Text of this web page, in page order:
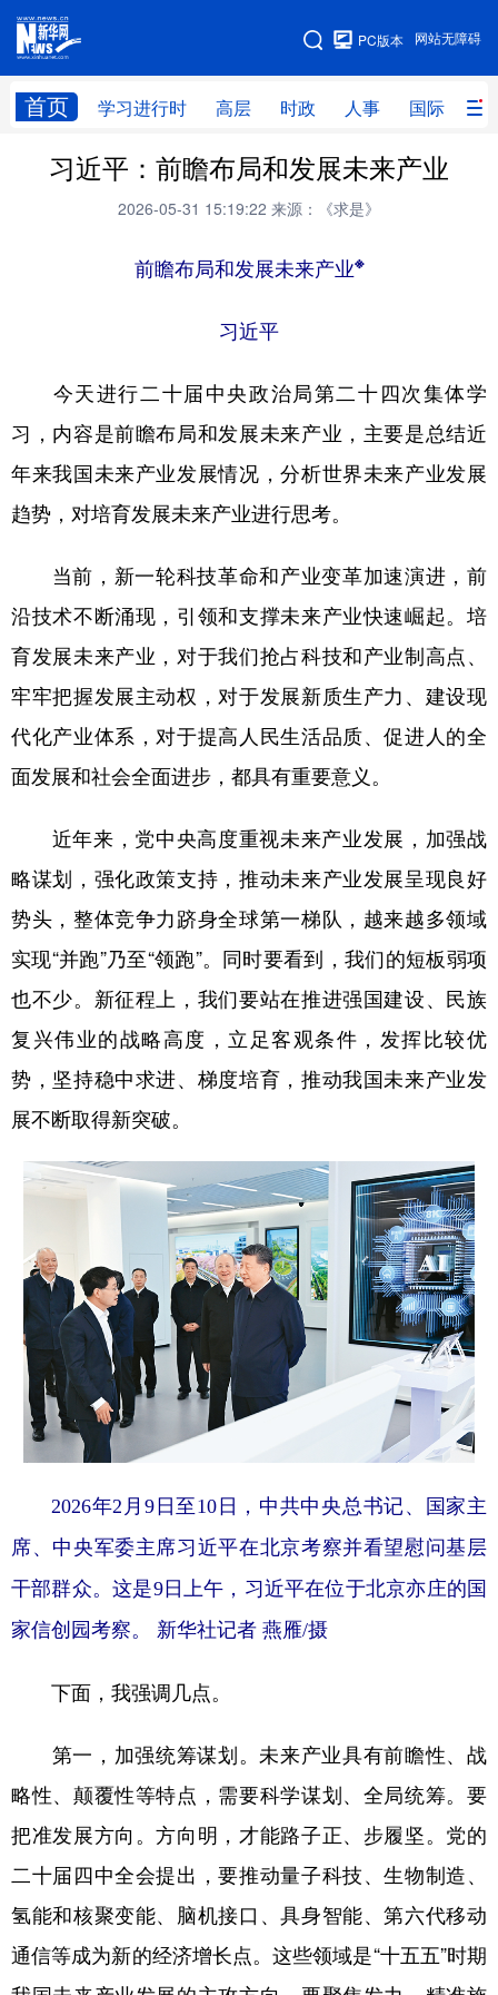
网站无障碍
PC版本
首页 学习进行时 高层 时政 人事 国际 财
网站地图
学习进行时 高层 时政 人事
财经 网评
思客智库 全球连线
访谈 视频 图片 政务
法律 中央文件 金融 汽车
城市 旅游 能源 会展
文化产业
辽宁 吉林 上海 江苏
浙江 安徽 福建 江西
山东 河南 湖北 湖南
广东 广西 海南 重庆
四川 贵州 云南 西藏
新疆 内蒙古 黑龙江
多语种频道
English Español Français عربى
Русский язык 日本語 한국어
Deutsch Português
习近平：前瞻布局和发展未来产业
2026-05-31 15:19:22 来源：《求是》
前瞻布局和发展未来产业※
习近平
今天进行二十届中央政治局第二十四次集体学
习，内容是前瞻布局和发展未来产业，主要是总结近
年来我国未来产业发展情况，分析世界未来产业发展
趋势，对培育发展未来产业进行思考。
当前，新一轮科技革命和产业变革加速演进，前
沿技术不断涌现，引领和支撑未来产业快速崛起。培
育发展未来产业，对于我们抢占科技和产业制高点、
牢牢把握发展主动权，对于发展新质生产力、建设现
代化产业体系，对于提高人民生活品质、促进人的全
面发展和社会全面进步，都具有重要意义。
近年来，党中央高度重视未来产业发展，加强战
略谋划，强化政策支持，推动未来产业发展呈现良好
势头，整体竞争力跻身全球第一梯队，越来越多领域
实现“并跑”乃至“领跑”。同时要看到，我们的短板弱项
也不少。新征程上，我们要站在推进强国建设、民族
复兴伟业的战略高度，立足客观条件，发挥比较优
势，坚持稳中求进、梯度培育，推动我国未来产业发
展不断取得新突破。
2026年2月9日至10日，中共中央总书记、国家主
席、中央军委主席习近平在北京考察并看望慰问基层
干部群众。这是9日上午，习近平在位于北京亦庄的国
家信创园考察。 新华社记者 燕雁/摄
下面，我强调几点。
第一，加强统筹谋划。未来产业具有前瞻性、战
略性、颠覆性等特点，需要科学谋划、全局统筹。要
把准发展方向。方向明，才能路子正、步履坚。党的
二十届四中全会提出，要推动量子科技、生物制造、
氢能和核聚变能、脑机接口、具身智能、第六代移动
通信等成为新的经济增长点。这些领域是“十五五”时期